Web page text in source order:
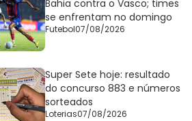
Bahia contra o Vasco; times
se enfrentam no domingo
Futebol07/08/2026
Super Sete hoje: resultado
do concurso 883 e números
sorteados
Loterias07/08/2026